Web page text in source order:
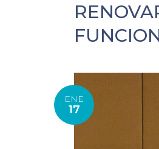
ENE
17